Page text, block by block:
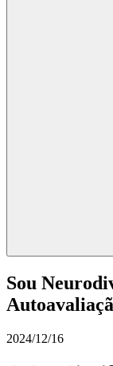
Sou
2024/12/16